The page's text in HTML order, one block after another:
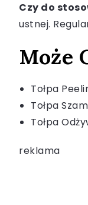
Czy do
ustnej.
Może
Tołpa
Tołpa
Tołpa
reklama